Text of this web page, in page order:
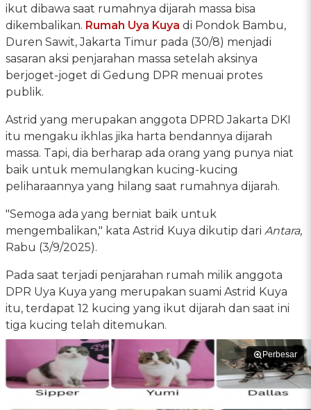
ikut dibawa saat rumahnya dijarah massa bisa
dikembalikan. Rumah Uya Kuya di Pondok Bambu,
Duren Sawit, Jakarta Timur pada (30/8) menjadi
sasaran aksi penjarahan massa setelah aksinya
berjoget-joget di Gedung DPR menuai protes
publik.
Astrid yang merupakan anggota DPRD Jakarta DKI
itu mengaku ikhlas jika harta bendannya dijarah
massa. Tapi, dia berharap ada orang yang punya niat
baik untuk memulangkan kucing-kucing
peliharaannya yang hilang saat rumahnya dijarah.
"Semoga ada yang berniat baik untuk
mengembalikan," kata Astrid Kuya dikutip dari Antara,
Rabu (3/9/2025).
Pada saat terjadi penjarahan rumah milik anggota
DPR Uya Kuya yang merupakan suami Astrid Kuya
itu, terdapat 12 kucing yang ikut dijarah dan saat ini
tiga kucing telah ditemukan.
Perbesar